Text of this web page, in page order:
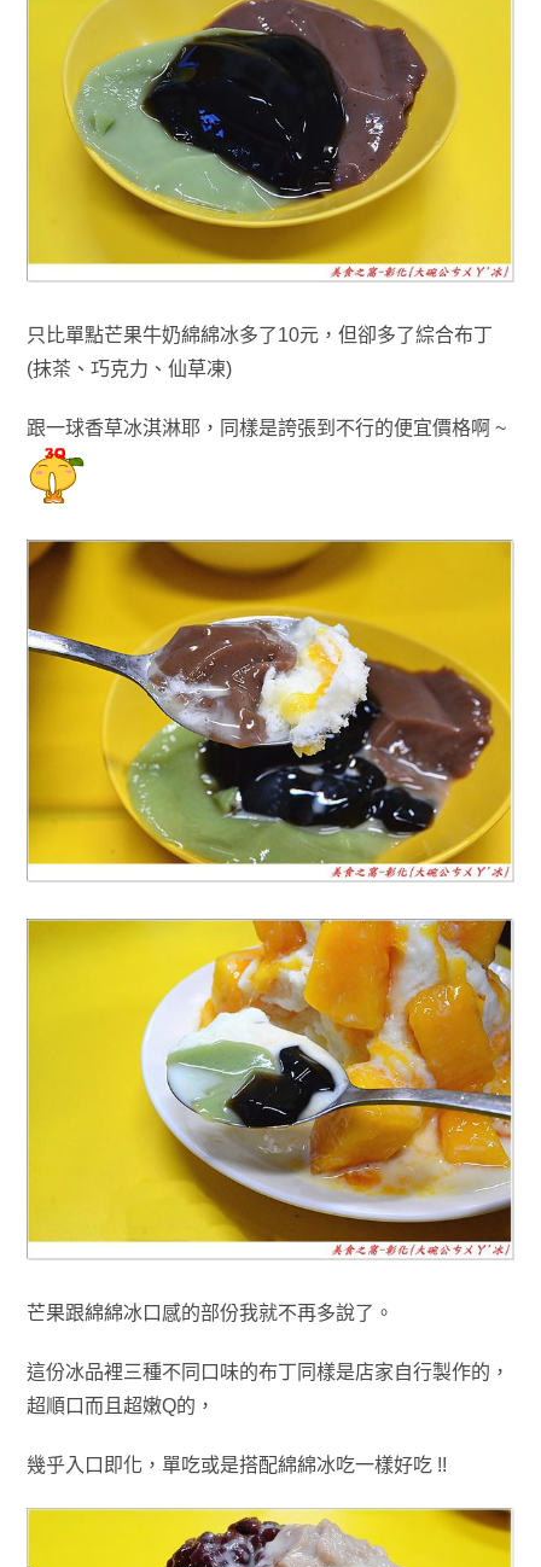
只比單點芒果牛奶綿綿冰多了10元， 但卻多了綜合布丁
(抹茶 、 巧克力 、 仙草凍)
跟一球香草冰淇淋耶， 同樣是誇張到不行的便宜價格啊 ~
芒果跟綿綿冰口感的部份我就不再多說了 。
這份冰品裡三種不同口味的布丁 同樣是店家自行製作的 ，
超順口而且超嫩Q的 ，
幾乎入口即化 ，單吃或是搭配綿綿冰吃一樣好吃 !!